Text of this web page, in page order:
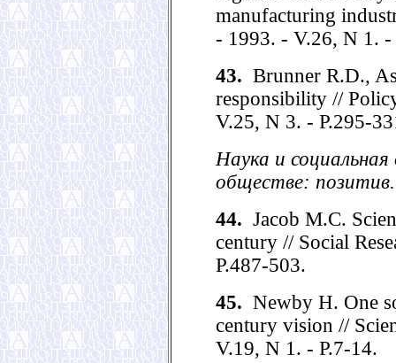
manufacturing
- 1993. - V.26, N 1. -
43. Brunner R.D.,
responsibility //
V.25, N 3. - P.295-
Наука и
обществе:
44. Jacob M.C.
century // Social
P.487-503.
45. Newby H. One
century vision //
V.19, N 1. - P.7-14.